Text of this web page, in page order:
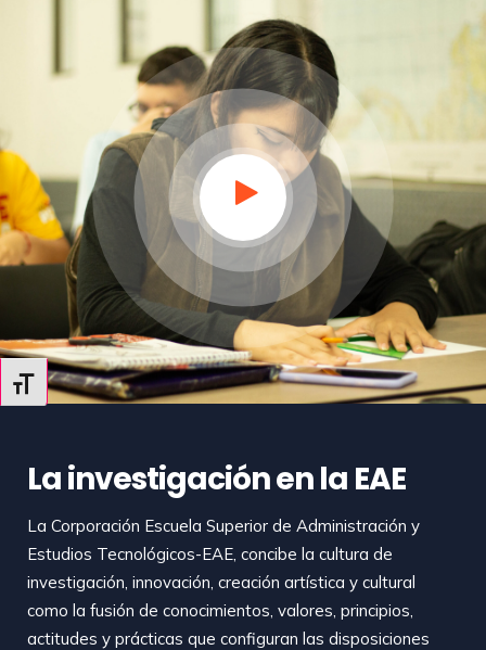
Alternar tamaño de letra
La investigación en la EAE
La Corporación Escuela Superior de Administración y
Estudios Tecnológicos-EAE, concibe la cultura de
investigación, innovación, creación artística y cultural
como la fusión de conocimientos, valores, principios,
actitudes y prácticas que configuran las disposiciones